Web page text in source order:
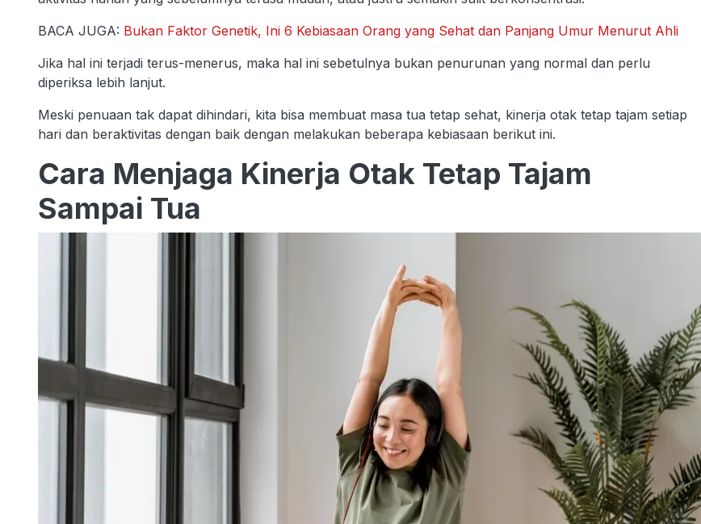
BACA JUGA: Bukan Faktor Genetik, Ini 6 Kebiasaan Orang yang Sehat dan Panjang Umur Menurut Ahli
Jika hal ini terjadi terus-menerus, maka hal ini sebetulnya bukan penurunan yang normal dan perlu
diperiksa lebih lanjut.
Meski penuaan tak dapat dihindari, kita bisa membuat masa tua tetap sehat, kinerja otak tetap tajam setiap
hari dan beraktivitas dengan baik dengan melakukan beberapa kebiasaan berikut ini.
Cara Menjaga Kinerja Otak Tetap Tajam
Sampai Tua